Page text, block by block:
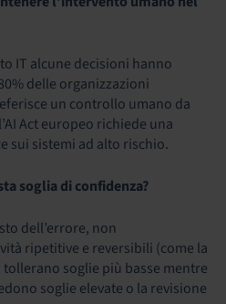
IT alcune decisioni hanno
delle organizzazioni
un controllo umano da
Act europeo richiede una
sui sistemi ad alto rischio.
soglia di confidenza?
dell’errore, non
ripetitive e reversibili (come la
soglie più basse mentre
soglie elevate o la revisione